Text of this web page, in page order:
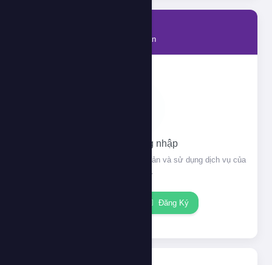
Thông tin tài khoản của bạn
Vui lòng đăng nhập
Đăng nhập để xem thông tin tài khoản và sử dụng dịch vụ của
chúng tôi.
Đăng Ký